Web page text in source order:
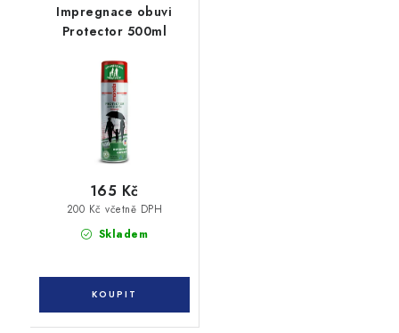
Impregnace obuvi
Protector 500ml
Skladem
200 Kč včetně DPH
165 Kč